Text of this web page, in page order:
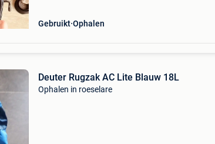
Gebruikt Ophalen
Deuter Rugzak AC Lite Blauw 18L
Ophalen in roeselare